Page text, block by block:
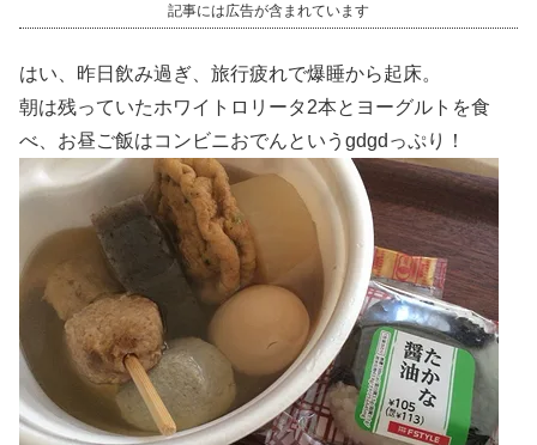
記事には広告が含まれています
はい、昨日飲み過ぎ、旅行疲れで爆睡から起床。
朝は残っていたホワイトロリータ2本とヨーグルトを食
べ、お昼ご飯はコンビニおでんというgdgdっぷり！